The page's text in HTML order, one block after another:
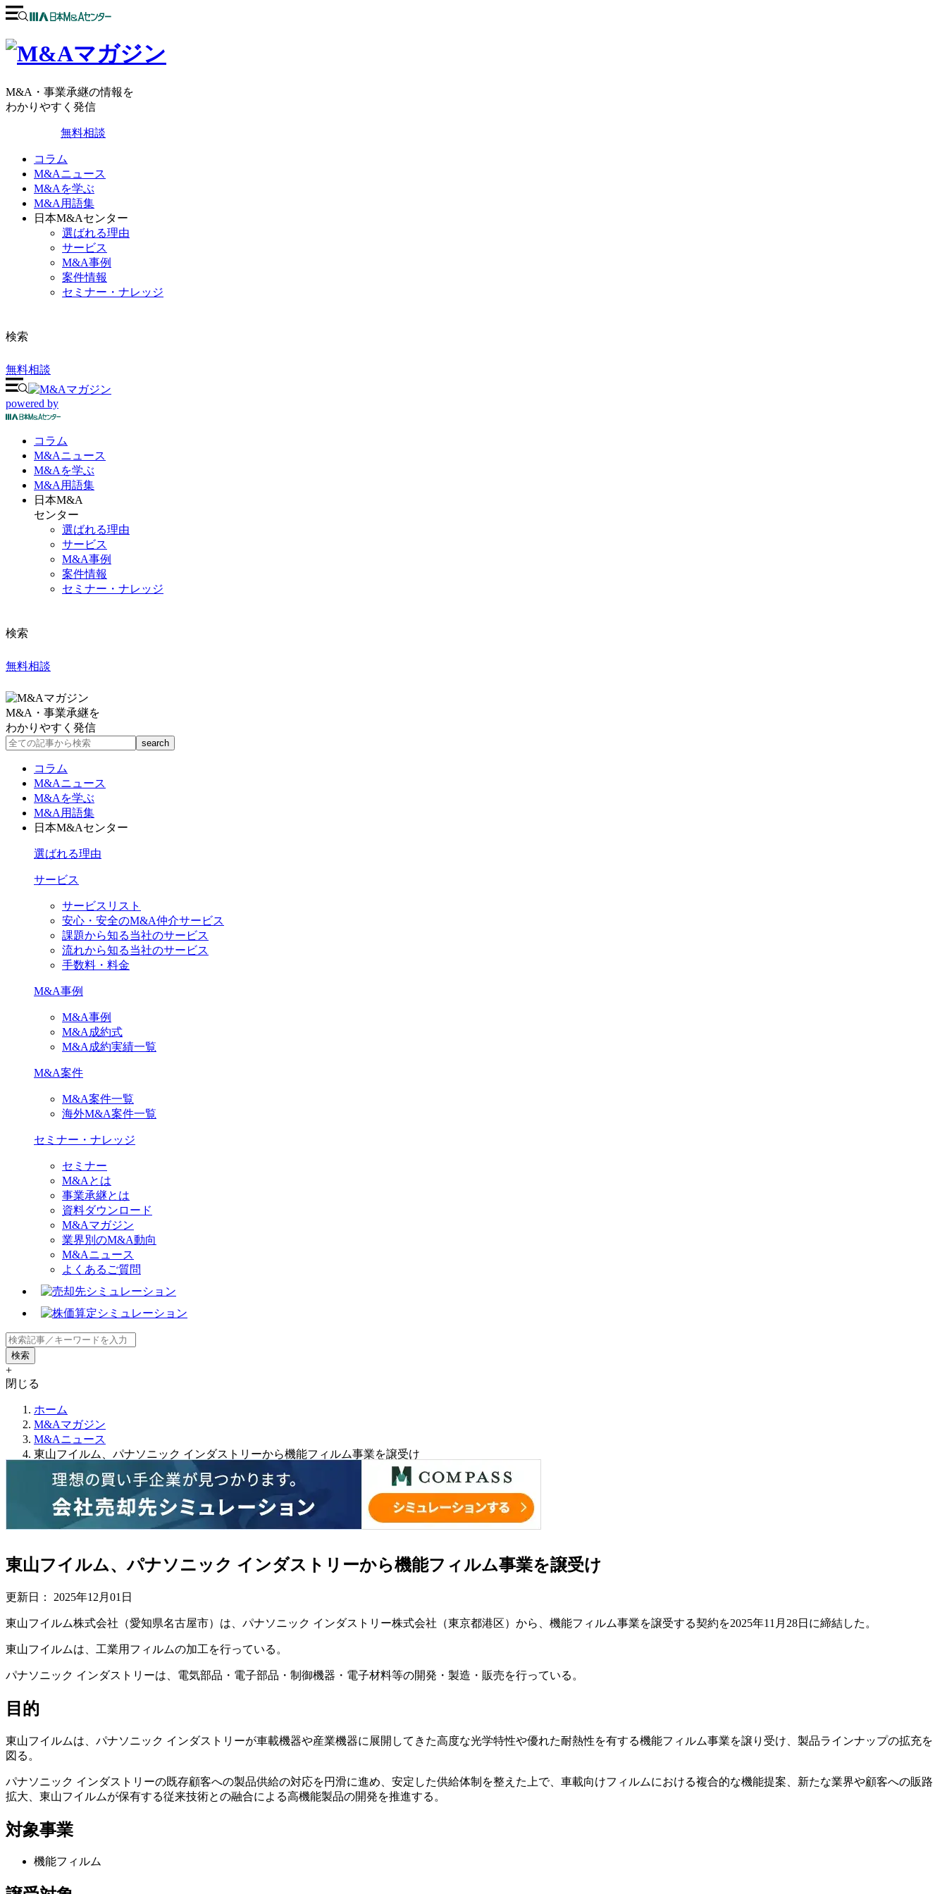
M&A・事業承継の情報を
わかりやすく発信
無料相談
コラム
M&Aニュース
M&Aを学ぶ
M&A用語集
日本M&Aセンター
選ばれる理由
サービス
M&A事例
案件情報
セミナー・ナレッジ
検索
無料相談
powered by
コラム
M&Aニュース
M&Aを学ぶ
M&A 用語集
日本M&A
センター
選ばれる理由
サービス
M&A事例
案件情報
セミナー・ナレッジ
検索
無料相談
M&A・事業承継を
わかりやすく発信
コラム
M&Aニュース
M&Aを学ぶ
M&A用語集
日本M&Aセンター
選ばれる理由
サービス
サービスリスト
安心・安全のM&A仲介サービス
課題から知る当社のサービス
流れから知る当社のサービス
手数料・料金
M&A事例
M&A事例
M&A成約式
M&A成約実績一覧
M&A案件
M&A案件一覧
海外M&A案件一覧
セミナー・ナレッジ
セミナー
M&Aとは
事業承継とは
資料ダウンロード
M&Aマガジン
業界別のM&A動向
M&Aニュース
よくあるご質問
+
閉じる
ホーム
M&Aマガジン
M&Aニュース
東山フイルム、パナソニック インダストリーから機能フィルム事業を譲受け
東山フイルム、パナソニック インダストリーから機能フィルム事業を譲受け
更新日： 2025年12月01日
東山フイルム株式会社（愛知県名古屋市）は、パナソニック インダストリー株式会社（東京都港区）から、機能フィルム事業を譲受する契約を2025年11月28日に締結した。
東山フイルムは、工業用フィルムの加工を行っている。
パナソニック インダストリーは、電気部品・電子部品・制御機器・電子材料等の開発・製造・販売を行っている。
目的
東山フイルムは、パナソニック インダストリーが車載機器や産業機器に展開してきた高度な光学特性や優れた耐熱性を有する機能フィルム事業を譲り受け、製品ラインナップの拡充を
図る。
パナソニック インダストリーの既存顧客への製品供給の対応を円滑に進め、安定した供給体制を整えた上で、車載向けフィルムにおける複合的な機能提案、新たな業界や顧客への販路
拡大、東山フイルムが保有する従来技術との融合による高機能製品の開発を推進する。
対象事業
機能フィルム